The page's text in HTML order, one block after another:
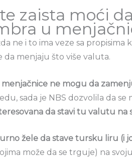
zaista moći
u
ne i to ima veze sa
da menjaju što više valuta.
menjačnice ne mogu da
sada je NBS dozvolila da se
da stavi tu valutu
žele da stave tursku liru (i
može da se trguje) na